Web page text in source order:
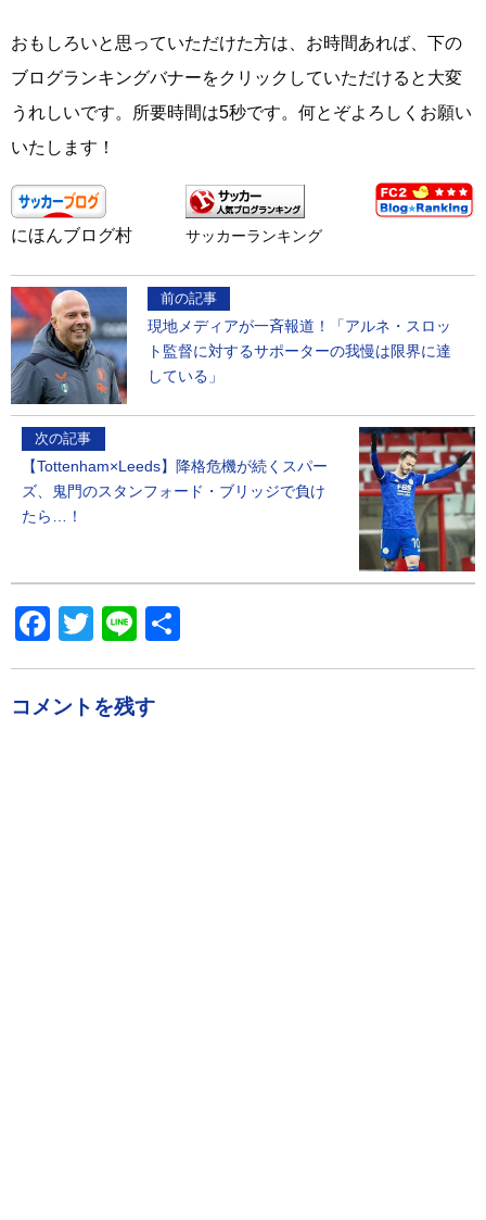
おもしろいと思っていただけた方は、お時間あれば、下の
ブログランキングバナーをクリックしていただけると大変
うれしいです。所要時間は5秒です。何とぞよろしくお願い
いたします！
にほんブログ村 サッカーランキング
前の記事
現地メディアが一斉報道！「アルネ・スロッ
ト監督に対するサポーターの我慢は限界に達
している」
次の記事
【Tottenham×Leeds】降格危機が続くスパー
ズ、鬼門のスタンフォード・ブリッジで負け
たら…！
Facebook
Twitter
Line
有
コメントを残す